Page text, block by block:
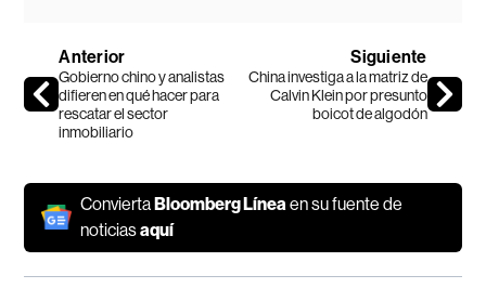
Anterior
Gobierno chino y analistas
difieren en qué hacer para
rescatar el sector
inmobiliario
Siguiente
China investiga a la matriz de
Calvin Klein por presunto
boicot de algodón
ConviertaBloomberg Línea en su fuente de
noticiasaquí